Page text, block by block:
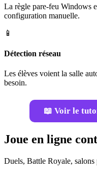
La règle pare-feu Windows
configuration manuelle.
📱
Détection réseau
Les élèves voient la salle
besoin.
📖 Voir le
Joue en ligne
Duels, Battle Royale, salons